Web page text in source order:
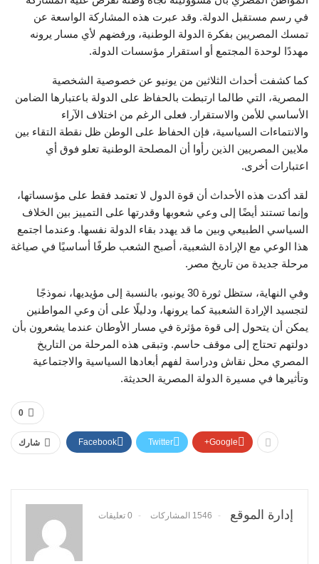
في رسم مستقبل الدولة. وقد عبرت هذه المشاركة الواسعة عن
تمسك المصريين بفكرة الدولة الوطنية، ورفضهم لأي مسار يرونه
مهددًا لوحدة المجتمع أو استقرار مؤسسات الدولة.
كما كشفت أحداث الثلاثين من يونيو عن خصوصية الشخصية
المصرية، التي طالما ارتبطت بالحفاظ على الدولة باعتبارها الضامن
الأساسي للأمن والاستقرار. فعلى الرغم من اختلاف الآراء
والانتماءات السياسية، فإن الحفاظ على الوطن ظل نقطة التقاء بين
ملايين المصريين الذين رأوا أن المصلحة الوطنية تعلو فوق أي
اعتبارات أخرى.
لقد أكدت هذه الأحداث أن قوة الدول لا تعتمد فقط على مؤسساتها،
وإنما تستند أيضًا إلى وعي شعوبها وقدرتها على التمييز بين الخلاف
السياسي الطبيعي وبين ما قد يهدد بقاء الدولة نفسها. وعندما اجتمع
هذا الوعي مع الإرادة الشعبية، أصبح الشعب طرفًا أساسيًا في صياغة
مرحلة جديدة من تاريخ مصر.
وفي النهاية، ستظل ثورة 30 يونيو، بالنسبة إلى مؤيديها، نموذجًا
لتجسيد الإرادة الشعبية كما يرونها، ودليلًا على أن وعي المواطنين
يمكن أن يتحول إلى قوة مؤثرة في مسار الأوطان عندما يشعرون بأن
دولتهم تحتاج إلى موقف حاسم. وتبقى هذه المرحلة من التاريخ
المصري محل نقاش ودراسة لفهم أبعادها السياسية والاجتماعية
وتأثيرها في مسيرة الدولة المصرية الحديثة.
0
شارك Facebook Twitter Google+
إدارة الموقع 1546 المشاركات 0 تعليقات